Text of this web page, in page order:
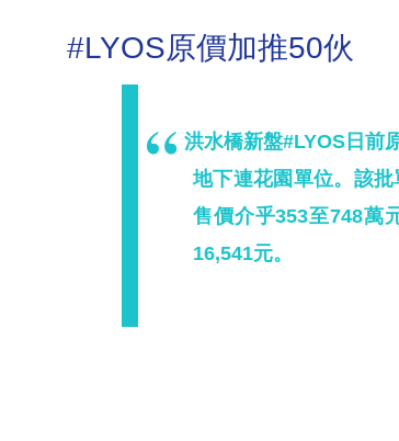
#LYOS原價加推50伙
洪水橋新盤#LYOS日前
地下連花園單位。該
售價介乎353至748萬
16,541元。